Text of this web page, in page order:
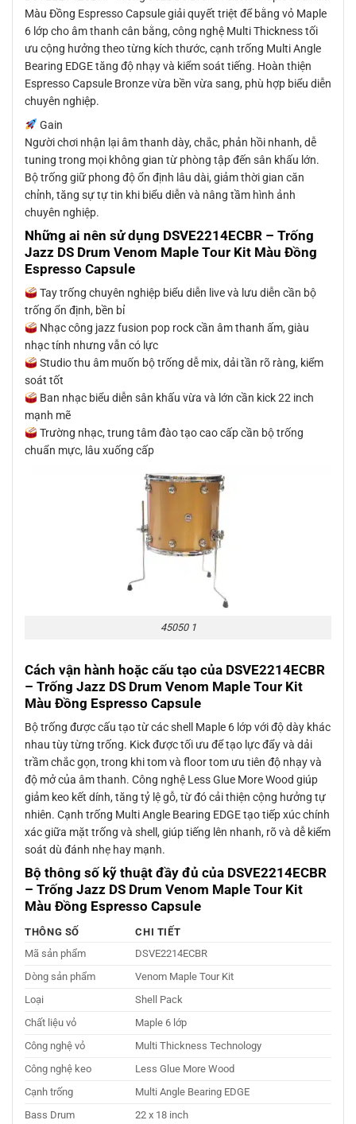
Màu Đồng Espresso Capsule giải quyết triệt để bằng vỏ Maple
6 lớp cho âm thanh cân bằng, công nghệ Multi Thickness tối
ưu cộng hưởng theo từng kích thước, cạnh trống Multi Angle
Bearing EDGE tăng độ nhạy và kiểm soát tiếng. Hoàn thiện
Espresso Capsule Bronze vừa bền vừa sang, phù hợp biểu diễn
chuyên nghiệp.
Gain
Người chơi nhận lại âm thanh dày, chắc, phản hồi nhanh, dễ
tuning trong mọi không gian từ phòng tập đến sân khấu lớn.
Bộ trống giữ phong độ ổn định lâu dài, giảm thời gian căn
chỉnh, tăng sự tự tin khi biểu diễn và nâng tầm hình ảnh
chuyên nghiệp.
Những ai nên sử dụng DSVE2214ECBR – Trống
Jazz DS Drum Venom Maple Tour Kit Màu Đồng
Espresso Capsule
Tay trống chuyên nghiệp biểu diễn live và lưu diễn cần bộ
trống ổn định, bền bỉ
Nhạc công jazz fusion pop rock cần âm thanh ấm, giàu
nhạc tính nhưng vẫn có lực
Studio thu âm muốn bộ trống dễ mix, dải tần rõ ràng, kiểm
soát tốt
Ban nhạc biểu diễn sân khấu vừa và lớn cần kick 22 inch
mạnh mẽ
Trường nhạc, trung tâm đào tạo cao cấp cần bộ trống
chuẩn mực, lâu xuống cấp
45050 1
Cách vận hành hoặc cấu tạo của DSVE2214ECBR
– Trống Jazz DS Drum Venom Maple Tour Kit
Màu Đồng Espresso Capsule
Bộ trống được cấu tạo từ các shell Maple 6 lớp với độ dày khác
nhau tùy từng trống. Kick được tối ưu để tạo lực đẩy và dải
trầm chắc gọn, trong khi tom và floor tom ưu tiên độ nhạy và
độ mở của âm thanh. Công nghệ Less Glue More Wood giúp
giảm keo kết dính, tăng tỷ lệ gỗ, từ đó cải thiện cộng hưởng tự
nhiên. Cạnh trống Multi Angle Bearing EDGE tạo tiếp xúc chính
xác giữa mặt trống và shell, giúp tiếng lên nhanh, rõ và dễ kiểm
soát dù đánh nhẹ hay mạnh.
Bộ thông số kỹ thuật đầy đủ của DSVE2214ECBR
– Trống Jazz DS Drum Venom Maple Tour Kit
Màu Đồng Espresso Capsule
THÔNG SỐ
CHI TIẾT
Mã sản phẩm
DSVE2214ECBR
Dòng sản phẩm
Venom Maple Tour Kit
Loại
Shell Pack
Chất liệu vỏ
Maple 6 lớp
Công nghệ vỏ
Multi Thickness Technology
Công nghệ keo
Less Glue More Wood
Cạnh trống
Multi Angle Bearing EDGE
Bass Drum
22 x 18 inch